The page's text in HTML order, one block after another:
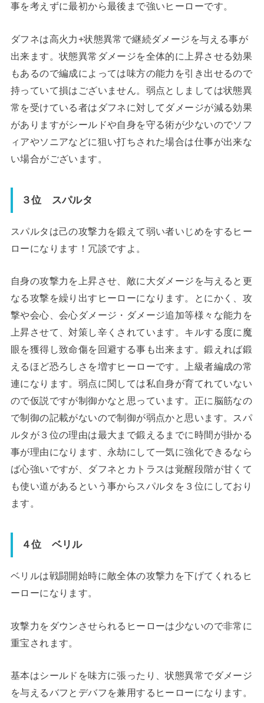
事を考えずに最初から最後まで強いヒーローです。
ダフネは高火力+状態異常で継続ダメージを与える事が
出来ます。状態異常ダメージを全体的に上昇させる効果
もあるので編成によっては味方の能力を引き出せるので
持っていて損はございません。弱点としましては状態異
常を受けている者はダフネに対してダメージが減る効果
がありますがシールドや自身を守る術が少ないのでソフ
ィアやソニアなどに狙い打ちされた場合は仕事が出来な
い場合がございます。
３位 スパルタ
スパルタは己の攻撃力を鍛えて弱い者いじめをするヒー
ローになります！冗談ですよ。
自身の攻撃力を上昇させ、敵に大ダメージを与えると更
なる攻撃を繰り出すヒーローになります。とにかく、攻
撃や会心、会心ダメージ・ダメージ追加等様々な能力を
上昇させて、対策し辛くされています。キルする度に魔
眼を獲得し致命傷を回避する事も出来ます。鍛えれば鍛
えるほど恐ろしさを増すヒーローです。上級者編成の常
連になります。弱点に関しては私自身が育てれていない
ので仮説ですが制御かなと思っています。正に脳筋なの
で制御の記載がないので制御が弱点かと思います。スパ
ルタが３位の理由は最大まで鍛えるまでに時間が掛かる
事が理由になります、永劫にして一気に強化できるなら
ば心強いですが、ダフネとカトラスは覚醒段階が甘くて
も使い道があるという事からスパルタを３位にしており
ます。
４位 ベリル
ベリルは戦闘開始時に敵全体の攻撃力を下げてくれるヒ
ーローになります。
攻撃力をダウンさせられるヒーローは少ないので非常に
重宝されます。
基本はシールドを味方に張ったり、状態異常でダメージ
を与えるバフとデバフを兼用するヒーローになります。